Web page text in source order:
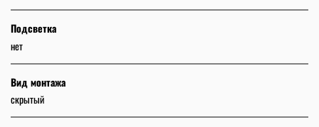
Подсветка
нет
Вид монтажа
скрытый